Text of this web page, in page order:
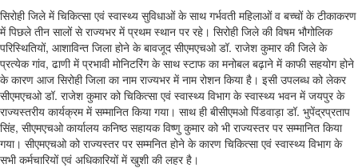
सिरोही जिले में चिकित्सा एवं स्वास्थ्य सुविधाओं के साथ गर्भवती महिलाओं व बच्चों के टीकाकरण
में पिछले तीन सालों से राज्यभर में प्रथम स्थान पर रहे। सिरोही जिले की विषम भौगोलिक
परिस्थितियों, आशाविन्त जिला होने के बावजूद सीएमएचओ डॉ. राजेश कुमार की जिले के
प्रत्येक गांव, ढाणी में प्रभावी मोनिटरिंग के साथ स्टाफ का मनोबल बढ़ाने में काफी सहयोग होने
के कारण आज सिरोही जिला का नाम राज्यभर में नाम रोशन किया है। इसी उपलब्ध को लेकर
सीएमएचओ डॉ. राजेश कुमार को चिकित्सा एवं स्वास्थ्य विभाग के स्वास्थ्य भवन में जयपुर के
राज्यस्तरीय कार्यक्रम में सम्मानित किया गया। साथ ही बीसीएमओ पिंडवाड़ा डॉ. भुपेंद्रप्रताप
सिंह, सीएमएचओ कार्यालय कनिष्ठ सहायक विष्णु कुमार को भी राज्यस्तर पर सम्मानित किया
गया। सीएमएचओ को राज्यस्तर पर सम्मनित होने के कारण चिकित्सा एवं स्वास्थ्य विभाग के
सभी कर्मचारियों एवं अधिकारियों में खुशी की लहर है।